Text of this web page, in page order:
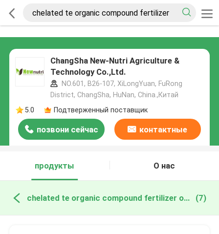
ChangSha New-Nutri Agriculture &
Technology Co.,Ltd.
NO.601, B26-107, XiLongYuan, FuRong
District, ChangSha, HuNan, China.,Китай
5.0
Подтверженный поставщик
позвони сейчас контактные
продукты
О нас
chelated te organic compound fertilizer онлайн производство (7)